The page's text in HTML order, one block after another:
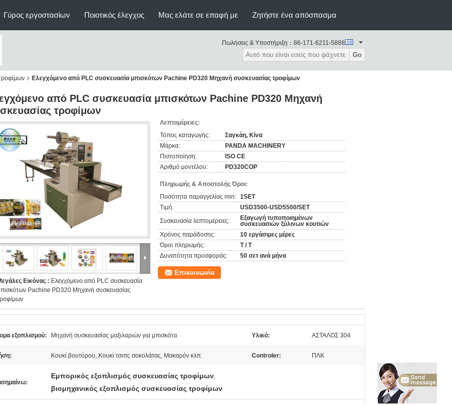
Γύρος εργοστασίων Ποιοτικός έλεγχος Μας ελάτε σε επαφή με Ζητήστε ένα απόσπασμα
Πωλήσεις & Υποστήριξη： 86-171-6211-5888
Go
Ελεγχόμενο από PLC συσκευασία μπισκότων Pachine PD320 Μηχανή συσκευασίας τροφίμων
από PLC συσκευασία μπισκότων Pachine PD320 Μηχανή
τροφίμων
Εικόνας : Ελεγχόμενο από PLC συσκευασία
Pachine PD320 Μηχανή συσκευασίας
Λεπτομέρειες:
Τόπος καταγωγής:
Σαγκάη, Κίνα
Μάρκα:
PANDA MACHINERY
Πιστοποίηση:
ISO CE
Αριθμό μοντέλου:
PD320COP
Πληρωμής & Αποστολής Όροι:
Ποσότητα παραγγελίας min: 1SET
Τιμή:
USD3500-USD5500/SET
Συσκευασία λεπτομέρειες:
Εξαγωγή τυποποιημένων
συσκευασιών ξύλινων κουτιών
Χρόνος παράδοσης:
10 εργάσιμες μέρες
Όροι πληρωμής:
T / T
Δυνατότητα προσφοράς:
50 σετ ανά μήνα
Επικοινωνία
εξοπλισμού: Μηχανή συσκευασίας μαξιλαριών για μπισκότα Υλικό: ΑΣΤΑΛΟΣ 304
Κουκί βουτύρου, Κουκί τσιπς σοκολάτας, Μακαρόν κλπ. Controler: ΠΛΚ
Εμπορικός εξοπλισμός συσκευασίας τροφίμων,
βιομηχανικός εξοπλισμός συσκευασίας τροφίμων